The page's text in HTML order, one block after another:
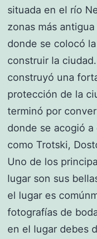
situada en el río
zonas más
donde se colocó
construir la
construyó una
protección de la
terminó por
donde se acogió
como Trotski,
Uno de los
lugar son sus
el lugar es
fotografías de
en el lugar debes